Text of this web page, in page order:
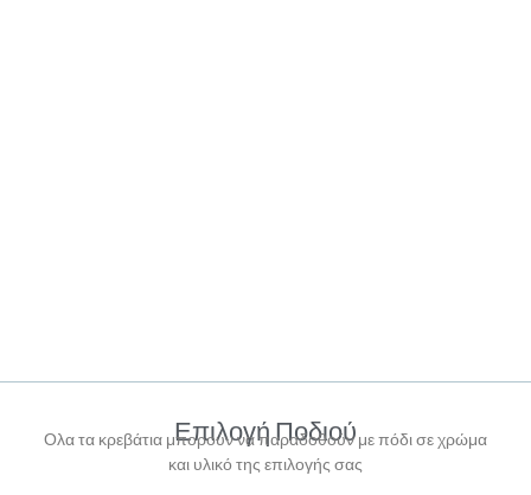
Επιλογή Ποδιού
Ολα τα κρεβάτια μπορούν να παραδοθούν με πόδι σε χρώμα
και υλικό της επιλογής σας